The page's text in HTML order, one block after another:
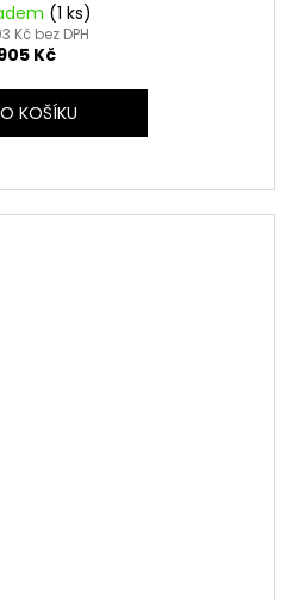
(1 ks)
Kč bez DPH
Kč
KOŠÍKU